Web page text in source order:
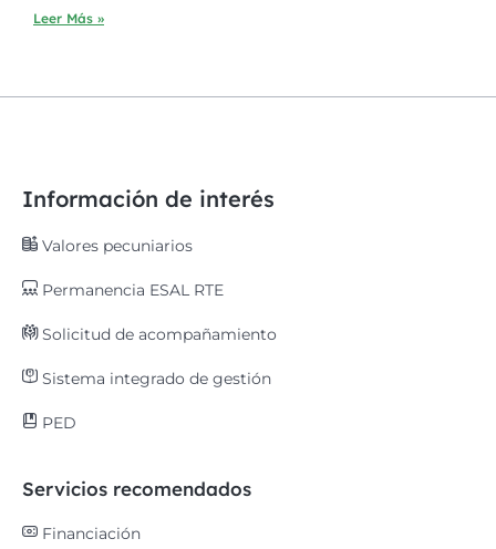
Leer Más »
Información de interés
Valores pecuniarios
Permanencia ESAL RTE
Solicitud de acompañamiento
Sistema integrado de gestión
PED
Servicios recomendados
Financiación